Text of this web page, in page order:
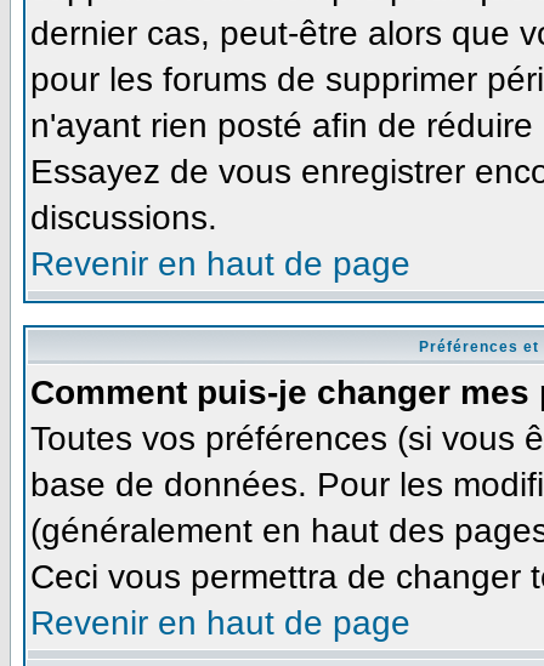
dernier cas, peut-être alors que
pour les forums de supprimer
n'ayant rien posté afin de
Essayez de vous enregistrer
discussions.
Revenir en haut de page
Préférences
Comment puis-je changer mes
Toutes vos préférences (si vous
base de données. Pour les
(généralement en haut des
Ceci vous permettra de changer
Revenir en haut de page